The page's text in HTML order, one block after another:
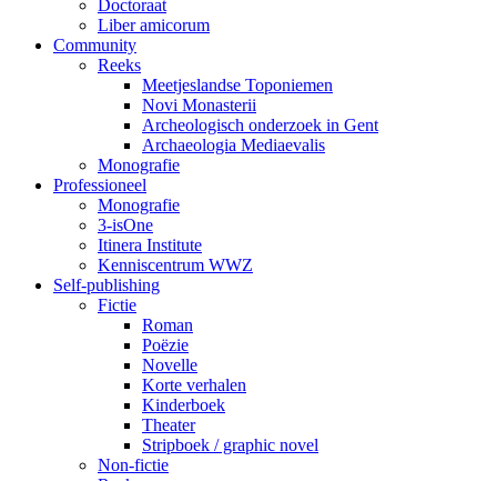
Doctoraat
Liber amicorum
Community
Reeks
Meetjeslandse Toponiemen
Novi Monasterii
Archeologisch onderzoek in Gent
Archaeologia Mediaevalis
Monografie
Professioneel
Monografie
3-isOne
Itinera Institute
Kenniscentrum WWZ
Self-publishing
Fictie
Roman
Poëzie
Novelle
Korte verhalen
Kinderboek
Theater
Stripboek / graphic novel
Non-fictie